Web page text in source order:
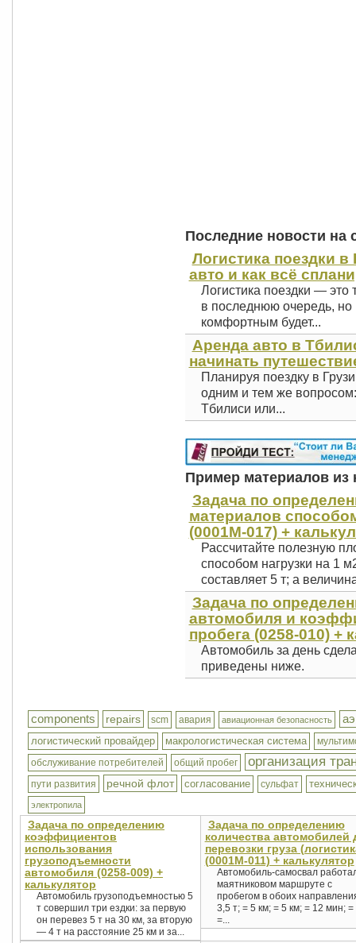
Последние новости на
Логистика поездки
авто и как всё
Логистика поездки —
в последнюю очередь, но
комфортным будет...
Аренда авто в
начинать
Планируя поездку в
одним и тем же
Тбилиси или...
Пример материалов из
Задача по
материалов
(0001М-017) +
Рассчитайте полезную
способом нагрузки на 1
составляет 5 т; а
Задача по
автомобиля и
пробега (0258-010) +
Автомобиль за день
приведены ниже.
components repairs scm авария авиационная безопасность
логистический провайдер макрологистическая система
обслуживание потребителей
общий пробег организация
пути развития речной флот согласование сульфат
электропила
Задача по определению
коэффициентов
использования
грузоподъемности
автомобиля (0258-009) +
калькулятор
Автомобиль грузоподъемностью 5
т совершил три ездки: за первую
он перевез 5 т на 30 км, за вторую
— 4 т на расстояние 25 км и за...
Задача по определению
количества автомобилей
перевозки груза
(0001М-011) + калькулятор
Автомобиль-самосвал
маятниковом маршруте с
пробегом в обоих
3,5 т; = 5 км; = 5 км; = 12 мин; =
=...